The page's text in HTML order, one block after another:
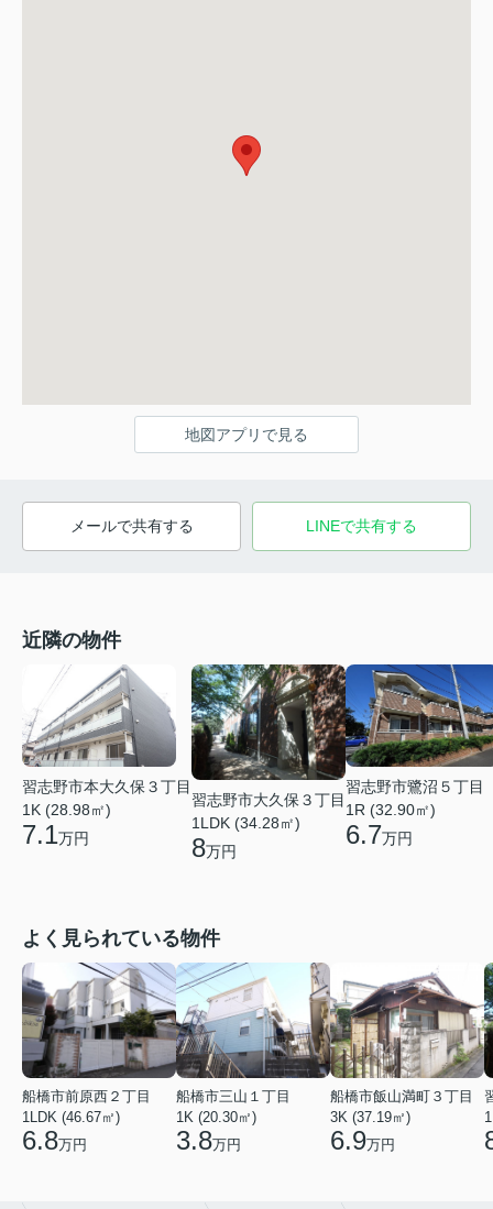
地図アプリで見る
メールで共有する LINEで共有する
近隣の物件
習志野市本大久保３丁目
1K (28.98㎡)
7.1万円
習志野市大久保３丁目
1LDK (34.28㎡)
8万円
習志野市鷺沼５丁目
1R (32.90㎡)
6.7万円
よく見られている物件
船橋市前原西２丁目
1LDK (46.67㎡)
6.8万円
船橋市三山１丁目
1K (20.30㎡)
3.8万円
船橋市飯山満町３丁目
3K (37.19㎡)
6.9万円